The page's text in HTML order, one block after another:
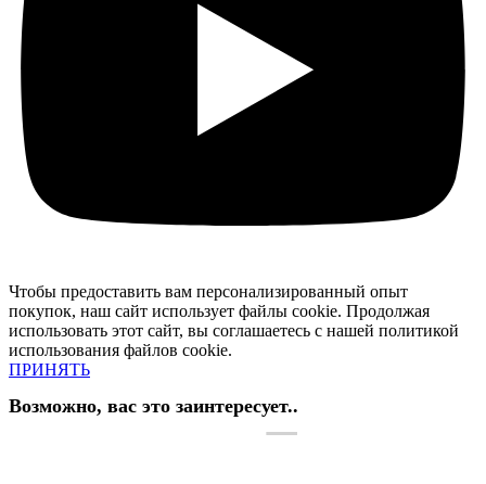
Чтобы предоставить вам персонализированный опыт
покупок, наш сайт использует файлы cookie. Продолжая
использовать этот сайт, вы соглашаетесь с нашей политикой
использования файлов cookie.
ПРИНЯТЬ
Возможно, вас это заинтересует..